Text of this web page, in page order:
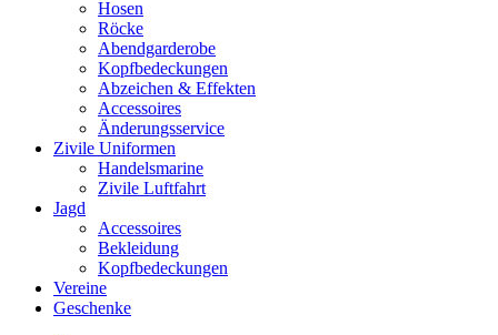
Hosen
Röcke
Abendgarderobe
Kopfbedeckungen
Abzeichen & Effekten
Accessoires
Änderungsservice
Zivile Uniformen
Handelsmarine
Zivile Luftfahrt
Jagd
Accessoires
Bekleidung
Kopfbedeckungen
Vereine
Geschenke